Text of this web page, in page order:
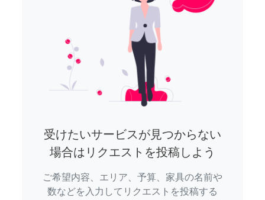
受けたいサービスが見つからない
場合はリクエストを投稿しよう
ご希望内容、エリア、予算、家具の名前や
数などを入力してリクエストを投稿する